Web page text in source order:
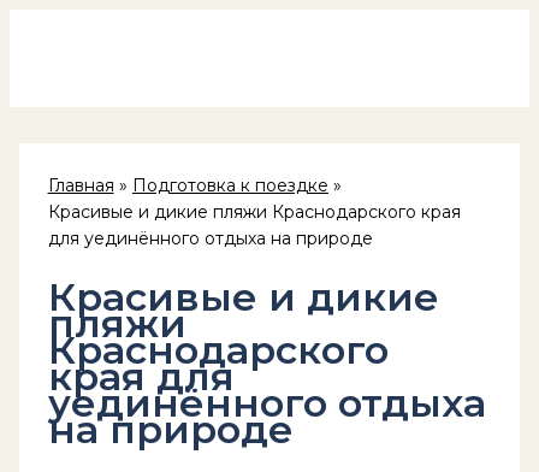
Главная
Подготовка к поездке
Красивые и дикие пляжи Краснодарского края
для уединённого отдыха на природе
Красивые и дикие
пляжи
Краснодарского
края для
уединённого отдыха
на природе